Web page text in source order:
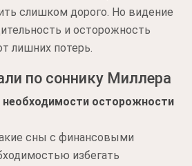
слишком дорого. Но видение
и осторожность
лишних потерь.
по соннику Миллера
осторожности
сны с финансовыми
избегать